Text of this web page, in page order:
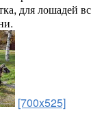
для лошадей
[700x525]